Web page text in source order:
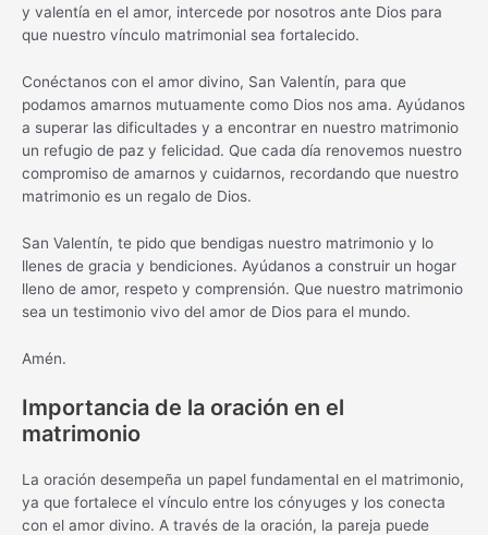
y valentía en el amor, intercede por nosotros ante Dios para
que nuestro vínculo matrimonial sea fortalecido.
Conéctanos con el amor divino, San Valentín, para que
podamos amarnos mutuamente como Dios nos ama. Ayúdanos
a superar las dificultades y a encontrar en nuestro matrimonio
un refugio de paz y felicidad. Que cada día renovemos nuestro
compromiso de amarnos y cuidarnos, recordando que nuestro
matrimonio es un regalo de Dios.
San Valentín, te pido que bendigas nuestro matrimonio y lo
llenes de gracia y bendiciones. Ayúdanos a construir un hogar
lleno de amor, respeto y comprensión. Que nuestro matrimonio
sea un testimonio vivo del amor de Dios para el mundo.
Amén.
Importancia de la oración en el
matrimonio
La oración desempeña un papel fundamental en el matrimonio,
ya que fortalece el vínculo entre los cónyuges y los conecta
con el amor divino. A través de la oración, la pareja puede